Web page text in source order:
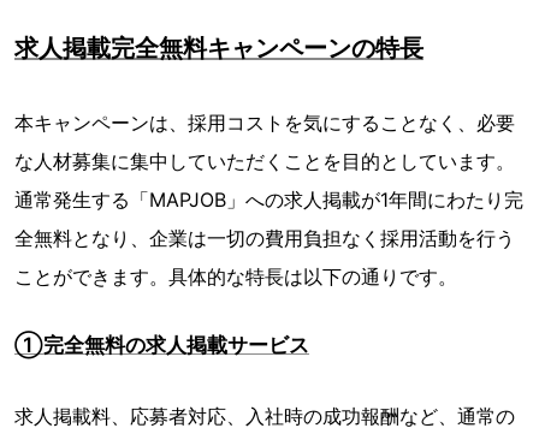
求人掲載完全無料キャンペーンの特長
本キャンペーンは、採用コストを気にすることなく、必要
な人材募集に集中していただくことを目的としています。
通常発生する「MAPJOB」への求人掲載が1年間にわたり完
全無料となり、企業は一切の費用負担なく採用活動を行う
ことができます。具体的な特長は以下の通りです。
①完全無料の求人掲載サービス
求人掲載料、応募者対応、入社時の成功報酬など、通常の